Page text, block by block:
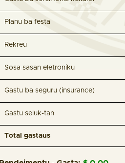
Planu ba festa
Rekreu
Sosa sasan eletroniku
Gastu ba seguru (insurance)
Gastu seluk-tan
Total gastaus